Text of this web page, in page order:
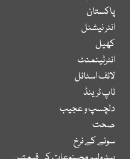
پاکستان
انٹر نیشنل
کھیل
انٹرٹینمنٹ
لائف اسٹائل
ٹاپ ٹرینڈ
دلچسپ و عجیب
صحت
سونے کے نرخ